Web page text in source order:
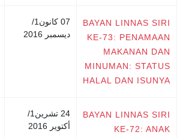
BAYAN LINNAS SIRI
KE-73: PENAMAAN
MAKANAN DAN
MINUMAN: STATUS
HALAL DAN ISUNYA
07 كانون1/
ديسمبر 2016
BAYAN LINNAS SIRI
KE-72: ANAK
24 تشرين1/
أكتوير 2016